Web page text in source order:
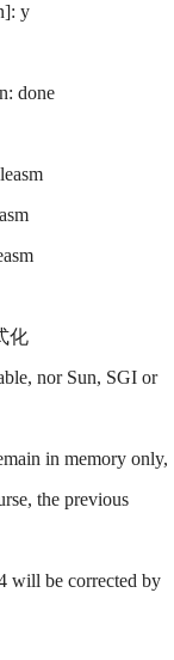
y
done
化
nor Sun, SGI or
in memory only,
the previous
will be corrected by